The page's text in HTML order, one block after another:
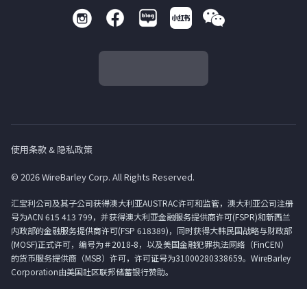
使用条款 & 隐私政策
© 2026 WireBarley Corp. All Rights Reserved.
汇宝利公司及其子公司获得澳大利亚AUSTRAC许可和监管，澳大利亚公司注册
号为ACN 615 413 799，并获得澳大利亚金融服务提供商许可(FSPR)和新西兰
内政部的金融服务提供商许可(FSP 618389)，同时获得大韩民国战略与财政部
(MOSF)正式许可，编号为＃2018-8，以及美国金融犯罪执法网络（FinCEN）
的货币服务提供商（MSB）许可，许可证号为31000280338659。WireBarley
Corporation由美国社区联邦储蓄银行赞助。